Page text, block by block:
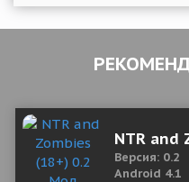
NTR and
Версия: 0.2
Android 4.1